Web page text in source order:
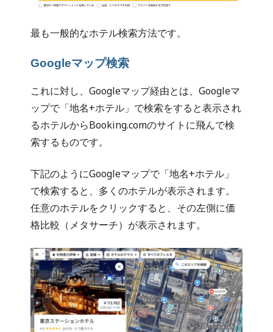
最も一般的なホテル検索方法です。
Googleマップ検索
これに対し、Googleマップ経由とは、Googleマ
ップで「地名+ホテル」で検索をすると表示され
るホテルからBooking.comのサイトに飛んで検
索するものです。
下記のようにGoogleマップで「地名+ホテル」
で検索すると、多くのホテルが表示されます。
任意のホテルをクリックすると、その左側に価
格比較（メタサーチ）が表示されます。